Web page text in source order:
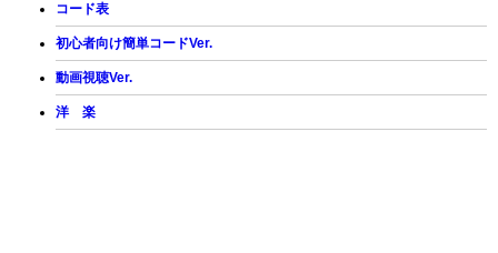
コード表
初心者向け簡単コードVer.
動画視聴Ver.
洋 楽